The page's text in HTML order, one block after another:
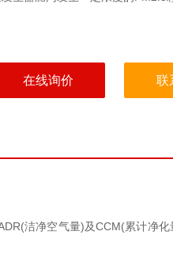
在线询价 联
洁净空气量)及CCM(累计净